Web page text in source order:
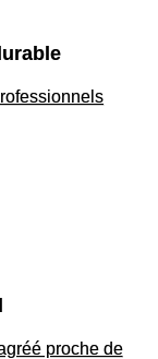
proche de